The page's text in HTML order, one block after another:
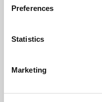
Preferences
Statistics
Marketing